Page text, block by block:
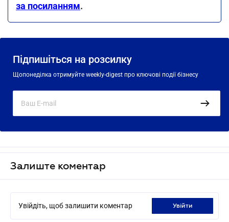
за посиланням.
Підпишіться на розсилку
Щопонеділка отримуйте weekly-digest про ключові події бізнесу
Залиште коментар
Увійдіть, щоб залишити коментар увійти